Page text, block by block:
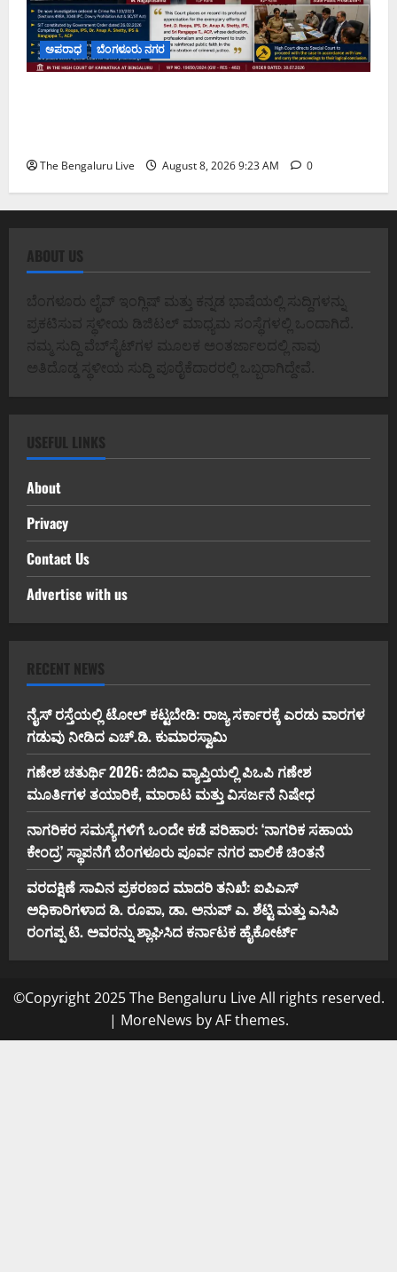
ಅಪರಾಧ ಬೆಂಗಳೂರು ನಗರ
The Bengaluru Live August 8, 2026 9:23 AM 0
ABOUT US
ಬೆಂಗಳೂರು ಲೈವ್ ಇಂಗ್ಲಿಷ್ ಮತ್ತು ಕನ್ನಡ ಭಾಷೆಯಲ್ಲಿ ಸುದ್ದಿಗಳನ್ನು
ಪ್ರಕಟಿಸುವ ಸ್ಥಳೀಯ ಡಿಜಿಟಲ್ ಮಾಧ್ಯಮ ಸಂಸ್ಥೆಗಳಲ್ಲಿ ಒಂದಾಗಿದೆ.
ನಮ್ಮ ಸುದ್ದಿ ವೆಬ್‌ಸೈಟ್‌ಗಳ ಮೂಲಕ ಅಂತರ್ಜಾಲದಲ್ಲಿ ನಾವು
ಅತಿದೊಡ್ಡ ಸ್ಥಳೀಯ ಸುದ್ದಿ ಪೂರೈಕೆದಾರರಲ್ಲಿ ಒಬ್ಬರಾಗಿದ್ದೇವೆ.
USEFUL LINKS
About
Privacy
Contact Us
Advertise with us
RECENT NEWS
ನೈಸ್ ರಸ್ತೆಯಲ್ಲಿ ಟೋಲ್ ಕಟ್ಟಬೇಡಿ: ರಾಜ್ಯ ಸರ್ಕಾರಕ್ಕೆ ಎರಡು ವಾರಗಳ
ಗಡುವು ನೀಡಿದ ಎಚ್.ಡಿ. ಕುಮಾರಸ್ವಾಮಿ
ಗಣೇಶ ಚತುರ್ಥಿ 2026: ಜಿಬಿಎ ವ್ಯಾಪ್ತಿಯಲ್ಲಿ ಪಿಒಪಿ ಗಣೇಶ
ಮೂರ್ತಿಗಳ ತಯಾರಿಕೆ, ಮಾರಾಟ ಮತ್ತು ವಿಸರ್ಜನೆ ನಿಷೇಧ
ನಾಗರಿಕರ ಸಮಸ್ಯೆಗಳಿಗೆ ಒಂದೇ ಕಡೆ ಪರಿಹಾರ: ‘ನಾಗರಿಕ ಸಹಾಯ
ಕೇಂದ್ರ’ ಸ್ಥಾಪನೆಗೆ ಬೆಂಗಳೂರು ಪೂರ್ವ ನಗರ ಪಾಲಿಕೆ ಚಿಂತನೆ
ವರದಕ್ಷಿಣೆ ಸಾವಿನ ಪ್ರಕರಣದ ಮಾದರಿ ತನಿಖೆ: ಐಪಿಎಸ್
ಅಧಿಕಾರಿಗಳಾದ ಡಿ. ರೂಪಾ, ಡಾ. ಅನುಪ್ ಎ. ಶೆಟ್ಟಿ ಮತ್ತು ಎಸಿಪಿ
ರಂಗಪ್ಪ ಟಿ. ಅವರನ್ನು ಶ್ಲಾಘಿಸಿದ ಕರ್ನಾಟಕ ಹೈಕೋರ್ಟ್
©Copyright 2025 The Bengaluru Live All rights reserved.
| MoreNews by AF themes.